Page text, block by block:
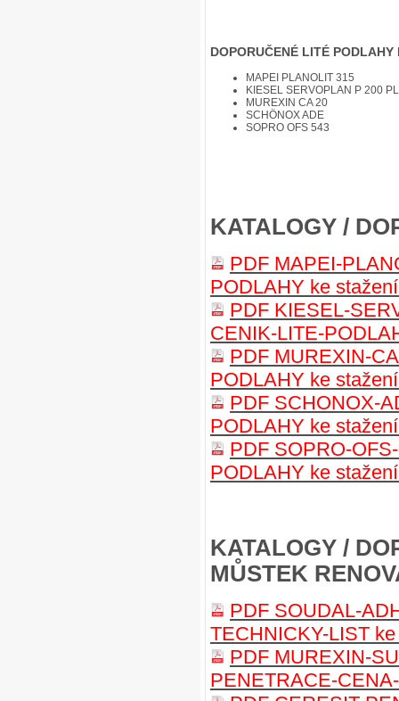
DOPORUČENÉ LITÉ PODLAHY
MAPEI PLANOLIT 315
KIESEL SERVOPLAN P 200
MUREXIN CA 20
SCHÖNOX ADE
SOPRO OFS 543
KATALOGY /
PDF MAPEI-
PODLAHY ke
PDF KIESEL-
CENIK-LITE-
PDF MUREXIN-
PODLAHY ke
PDF SCHONOX-
PODLAHY ke
PDF SOPRO-
PODLAHY ke
KATALOGY /
MŮSTEK
PDF SOUDAL-
TECHNICKY-LIST
PDF MUREXIN-
PENETRACE-